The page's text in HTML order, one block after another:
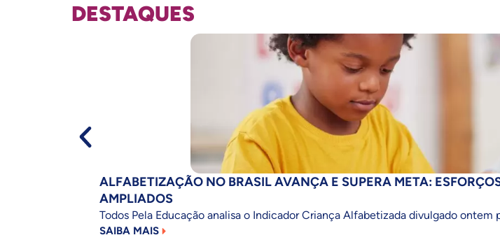
DESTAQUES
ALFABETIZAÇÃO NO BRASIL AVANÇA E SUPERA META:
AMPLIADOS
Todos Pela Educação analisa o Indicador Criança Alfabetizada divulgado ontem
SAIBA MAIS